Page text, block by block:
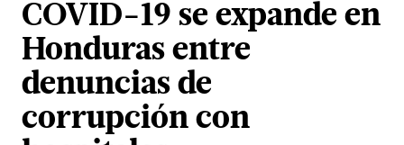
COVID-19 se expande en
Honduras entre
denuncias de
corrupción con